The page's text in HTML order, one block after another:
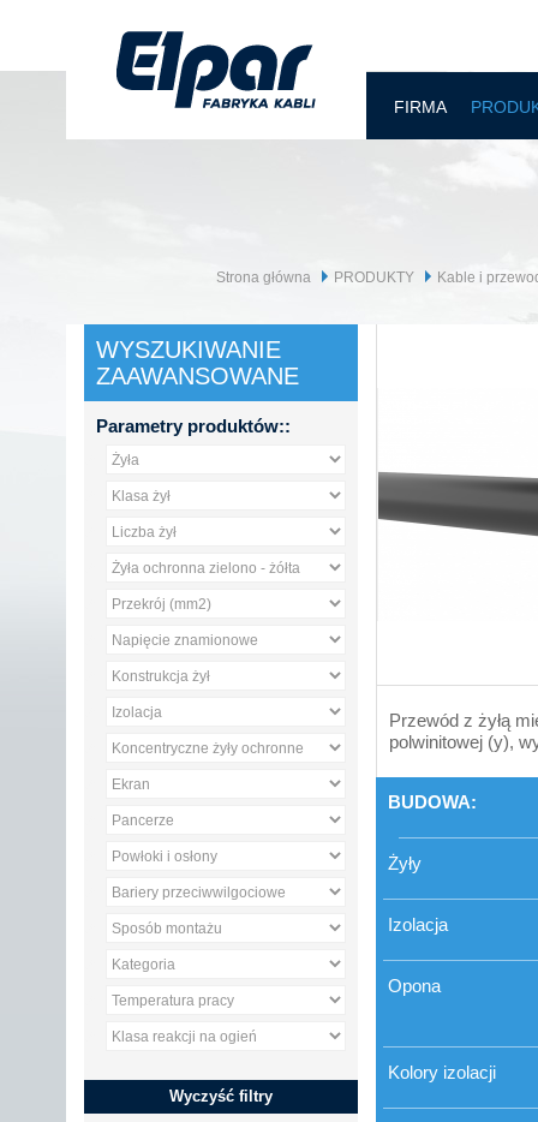
FIRMA
Strona główna PRODUKTY Kable i
WYSZUKIWANIE
ZAAWANSOWANE
Parametry produktów::
Wyczyść filtry
Przewód z żyłą
polwinitowej (y),
BUDOWA:
Żyły
Izolacja
Opona
Kolory izolacji